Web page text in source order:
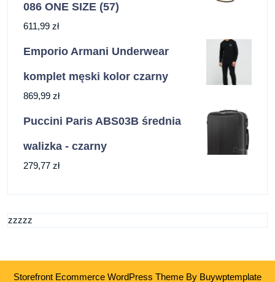
086 ONE SIZE (57)
611,99 zł
Emporio Armani Underwear
komplet męski kolor czarny
869,99 zł
Puccini Paris ABS03B średnia
walizka - czarny
279,77 zł
zzzzz
Storefront Ecommerce WordPress Theme By Buywptemplate